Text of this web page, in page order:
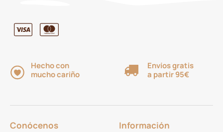
Hecho con
mucho cariño
Envíos gratis
a partir 95€
Conócenos Información